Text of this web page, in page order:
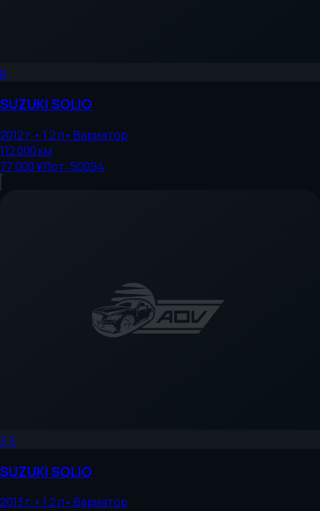
R
SUZUKISOLIO
2012г.• 1.2л• Вариатор
112 000км
77 000 ¥Лот: 50094
3.5
SUZUKISOLIO
2013г.• 1.2л• Вариатор